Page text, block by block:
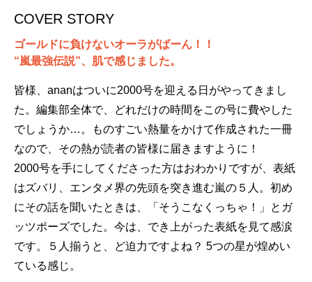
COVER STORY
ゴールドに負けないオーラがばーん！！
“嵐最強伝説”、肌で感じました。
皆様、ananはついに2000号を迎える日がやってきまし
た。編集部全体で、どれだけの時間をこの号に費やした
でしょうか…。ものすごい熱量をかけて作成された一冊
なので、その熱が読者の皆様に届きますように！
2000号を手にしてくださった方はおわかりですが、表紙
はズバリ、エンタメ界の先頭を突き進む嵐の５人。初め
にその話を聞いたときは、「そうこなくっちゃ！」とガ
ッツポーズでした。今は、でき上がった表紙を見て感涙
です。５人揃うと、ど迫力ですよね？ 5つの星が煌めい
ている感じ。